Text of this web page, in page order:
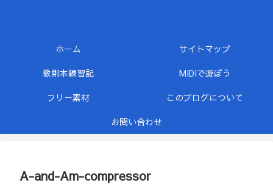
ホーム
サイトマップ
教則本練習記
MIDIで遊ぼう
フリー素材
このブログについて
お問い合わせ
A-and-Am-compressor